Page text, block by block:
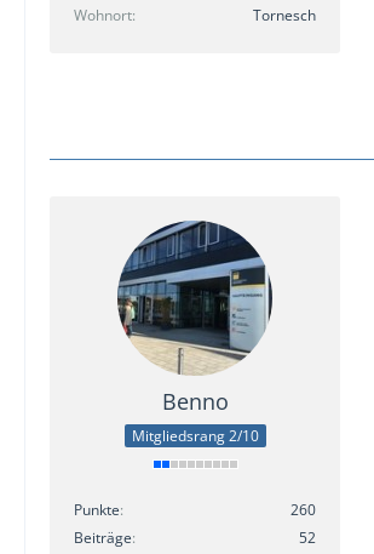
Wohnort
Tornesch
Benno
Mitgliedsrang 2/10
Punkte
260
Beiträge
52